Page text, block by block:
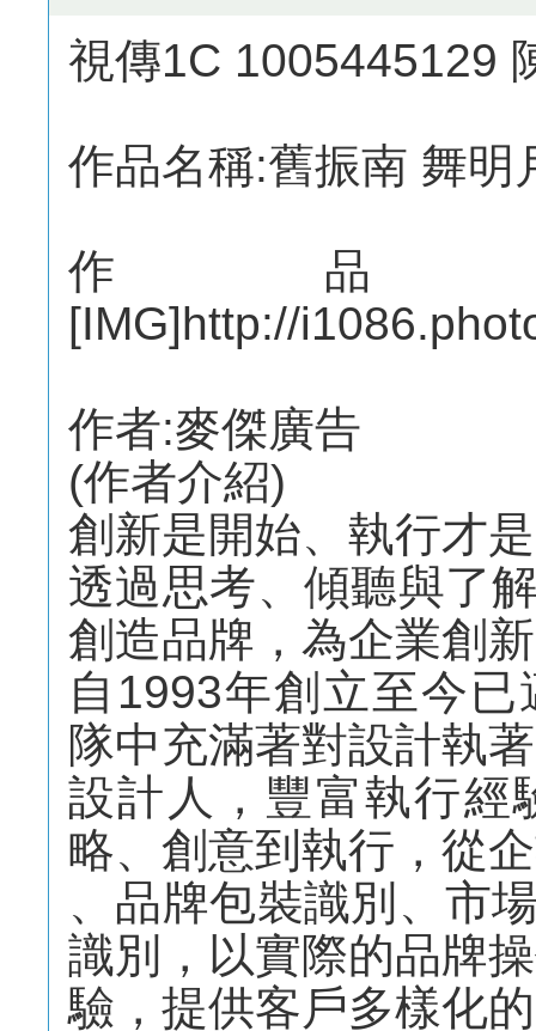
視傳1C 1005445129
作品名稱:舊振南 舞明
作
[IMG]http://
作者:麥傑廣告
(作者介紹)
創新是開始、執行才
透過思考、傾聽與了
創造品牌，為企業創
自1993年創立至今
隊中充滿著對設計執
設計人，豐富執行經
略、創意到執行，從
、品牌包裝識別、市
識別，以實際的品牌
驗，提供客戶多樣化